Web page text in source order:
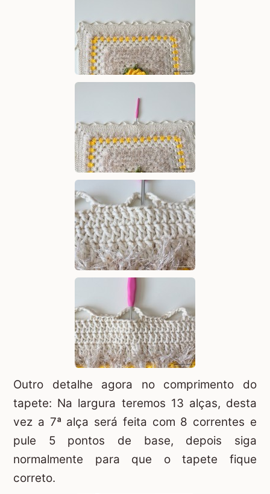
Outro detalhe agora no comprimento do
tapete: Na largura teremos 13 alças, desta
vez a 7ª alça será feita com 8 correntes e
pule 5 pontos de base, depois siga
normalmente para que o tapete fique
correto.